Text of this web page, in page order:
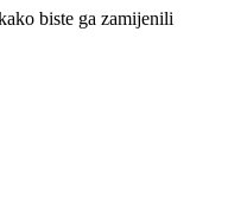
biste ga zamijenili